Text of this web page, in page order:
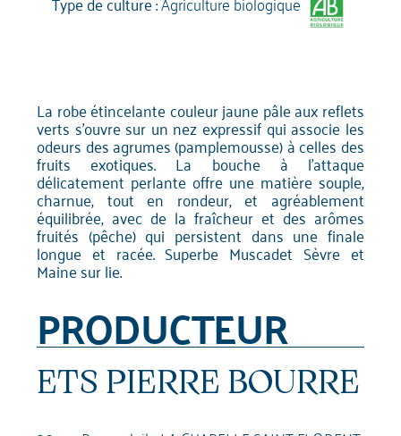
La robe étincelante couleur jaune pâle aux reflets
verts s'ouvre sur un nez expressif qui associe les
odeurs des agrumes (pamplemousse) à celles des
fruits exotiques. La bouche à l’attaque
délicatement perlante offre une matière souple,
charnue, tout en rondeur, et agréablement
équilibrée, avec de la fraîcheur et des arômes
fruités (pêche) qui persistent dans une finale
longue et racée. Superbe Muscadet Sèvre et
Maine sur lie.
PRODUCTEUR
ETS PIERRE BOURRE